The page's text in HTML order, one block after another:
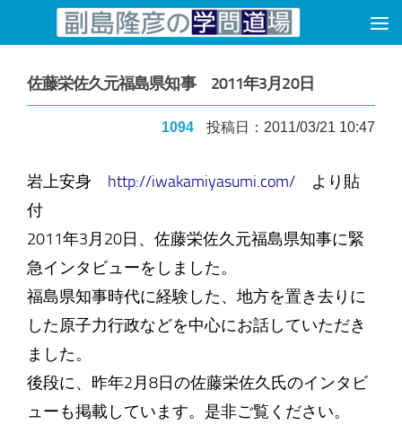
コンテンツへスキップ
佐藤栄佐久元福島県知事 2011年3月20日
1094 投稿日：2011/03/21 10:47
岩上安身 http://iwakamiyasumi.com/より貼
付
2011年3月20日、佐藤栄佐久元福島県知事に緊
急インタビューをしました。
福島県知事時代に経験した、地方を置き去りに
した原子力行政などを中心にお話していただき
ました。
後段に、昨年2月8日の佐藤栄佐久氏のインタビ
ューも掲載しています。是非ご覧ください。